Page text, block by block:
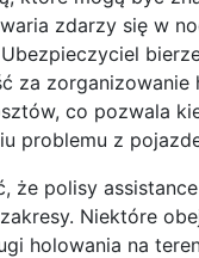
zdarzy się w
za zorganizowanie
co pozwala
problemu z
że polisy
Niektóre
holowania na